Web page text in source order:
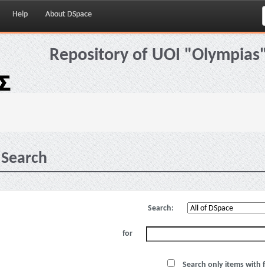
Help About DSpace
Repository of UOI
Search
Search:
for
Search only items with